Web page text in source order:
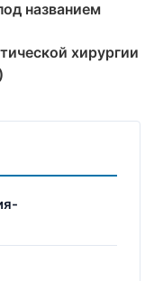
названием
хирургии